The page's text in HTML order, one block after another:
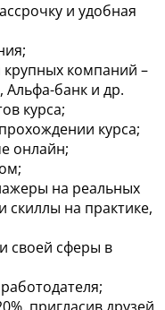
и удобная
компаний –
Альфа-банк и др.
курса;
курса;
онлайн;
на реальных
скиллы на практике,
своей сферы в